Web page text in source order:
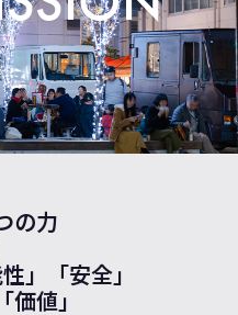
の力
」「安全」
価値」